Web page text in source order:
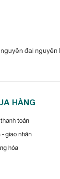
mức sử dụng
độ phòng ngay
đai nguyên
HÀNG
toán
giao nhận
hóa